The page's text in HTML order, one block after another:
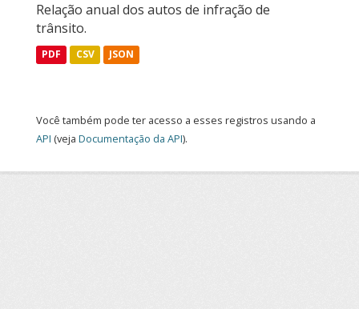
Relação anual dos autos de infração de
trânsito.
PDF CSV JSON
Você também pode ter acesso a esses registros usando a
API (veja Documentação da API).